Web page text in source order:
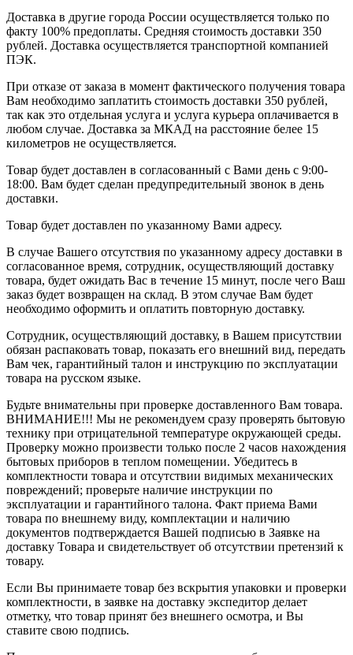
Доставка в другие города России осуществляется только по
факту 100% предоплаты. Средняя стоимость доставки 350
рублей. Доставка осуществляется транспортной компанией
ПЭК.
При отказе от заказа в момент фактического получения товара
Вам необходимо заплатить стоимость доставки 350 рублей,
так как это отдельная услуга и услуга курьера оплачивается в
любом случае. Доставка за МКАД на расстояние белее 15
километров не осуществляется.
Товар будет доставлен в согласованный с Вами день с 9:00-
18:00. Вам будет сделан предупредительный звонок в день
доставки.
Товар будет доставлен по указанному Вами адресу.
В случае Вашего отсутствия по указанному адресу доставки в
согласованное время, сотрудник, осуществляющий доставку
товара, будет ожидать Вас в течение 15 минут, после чего Ваш
заказ будет возвращен на склад. В этом случае Вам будет
необходимо оформить и оплатить повторную доставку.
Сотрудник, осуществляющий доставку, в Вашем присутствии
обязан распаковать товар, показать его внешний вид, передать
Вам чек, гарантийный талон и инструкцию по эксплуатации
товара на русском языке.
Будьте внимательны при проверке доставленного Вам товара.
ВНИМАНИЕ!!! Мы не рекомендуем сразу проверять бытовую
технику при отрицательной температуре окружающей среды.
Проверку можно произвести только после 2 часов нахождения
бытовых приборов в теплом помещении. Убедитесь в
комплектности товара и отсутствии видимых механических
повреждений; проверьте наличие инструкции по
эксплуатации и гарантийного талона. Факт приема Вами
товара по внешнему виду, комплектации и наличию
документов подтверждается Вашей подписью в Заявке на
доставку Товара и свидетельствует об отсутствии претензий к
товару.
Если Вы принимаете товар без вскрытия упаковки и проверки
комплектности, в заявке на доставку экспедитор делает
отметку, что товар принят без внешнего осмотра, и Вы
ставите свою подпись.